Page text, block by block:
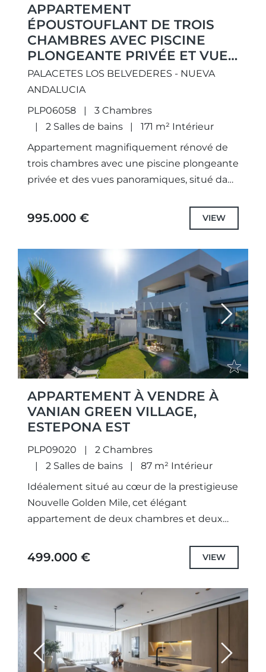
APPARTEMENT
ÉPOUSTOUFLANT DE TROIS
CHAMBRES AVEC PISCINE
PLONGEANTE PRIVÉE ET VUES
PANORAMIQUES, SITUÉ DANS
LE PRESTIGIEUX PALACETES
PALACETES LOS BELVEDERES - NUEVA
ANDALUCIA
PLP06058
3 Chambres
2 Salles de bains
171 m² Intérieur
Appartement magnifiquement rénové de
trois chambres avec une piscine plongeante
privée et des vues panoramiques, situé dans
995.000 € VIEW
Previous Next
APPARTEMENT À VENDRE À
VANIAN GREEN VILLAGE,
ESTEPONA EST
PLP09020
2 Chambres
2 Salles de bains
87 m² Intérieur
Idéalement situé au cœur de la prestigieuse
Nouvelle Golden Mile, cet élégant
appartement de deux chambres et deux
vues sur les montagnes et d'un...
499.000 € VIEW
Previous Next